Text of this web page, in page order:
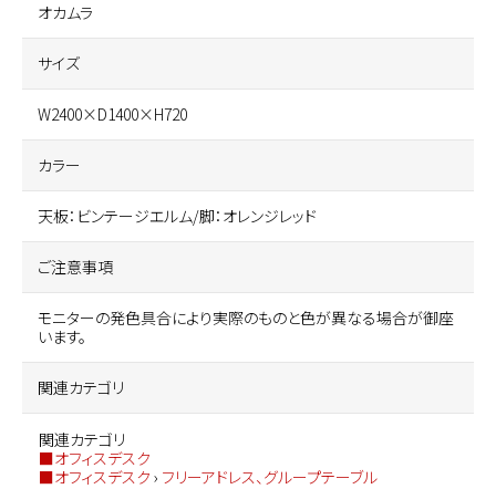
オカムラ
サイズ
W2400×D1400×H720
カラー
天板：ビンテージエルム/脚：オレンジレッド
ご注意事項
モニターの発色具合により実際のものと色が異なる場合が御座
います。
関連カテゴリ
関連カテゴリ
■オフィスデスク
■オフィスデスク › フリーアドレス、グループテーブル